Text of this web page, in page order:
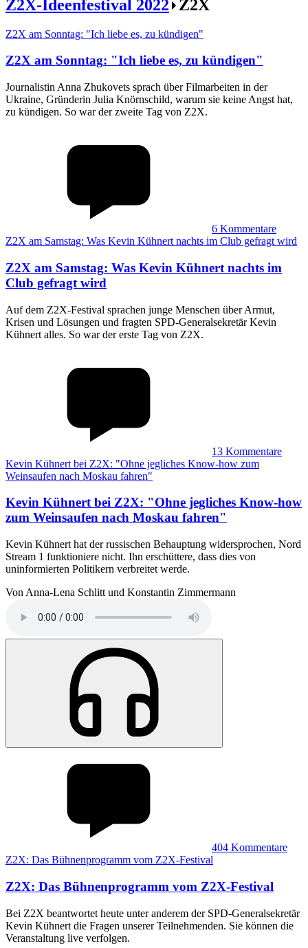
Z2X-Ideenfestival 2022 Z2X
Z2X am Sonntag: "Ich liebe es, zu kündigen"
Z2X am Sonntag: "Ich liebe es, zu kündigen"
Journalistin Anna Zhukovets sprach über Filmarbeiten in der
Ukraine, Gründerin Julia Knörnschild, warum sie keine Angst hat,
zu kündigen. So war der zweite Tag von Z2X.
6 Kommentare
Z2X am Samstag: Was Kevin Kühnert nachts im Club gefragt wird
Z2X am Samstag: Was Kevin Kühnert nachts im
Club gefragt wird
Auf dem Z2X-Festival sprachen junge Menschen über Armut,
Krisen und Lösungen und fragten SPD-Generalsekretär Kevin
Kühnert alles. So war der erste Tag von Z2X.
13 Kommentare
Kevin Kühnert bei Z2X: "Ohne jegliches Know-how zum
Weinsaufen nach Moskau fahren"
Kevin Kühnert bei Z2X: "Ohne jegliches Know-how
zum Weinsaufen nach Moskau fahren"
Kevin Kühnert hat der russischen Behauptung widersprochen, Nord
Stream 1 funktioniere nicht. Ihn erschüttere, dass dies von
uninformierten Politikern verbreitet werde.
Von Anna-Lena Schlitt und Konstantin Zimmermann
404 Kommentare
Z2X: Das Bühnenprogramm vom Z2X-Festival
Z2X: Das Bühnenprogramm vom Z2X-Festival
Bei Z2X beantwortet heute unter anderem der SPD-Generalsekretär
Kevin Kühnert die Fragen unserer Teilnehmenden. Sie können die
Veranstaltung live verfolgen.